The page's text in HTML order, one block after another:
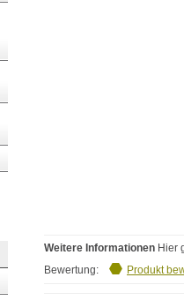
Weitere Informationen Hier
Bewertung:
Produkt